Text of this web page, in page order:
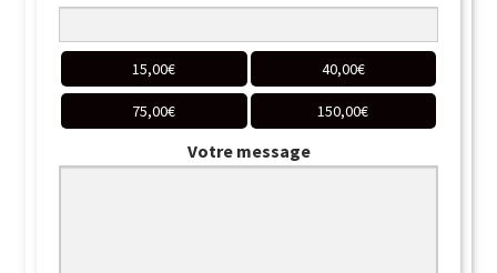
15,00€ 40,00€
75,00€ 150,00€
Votre message